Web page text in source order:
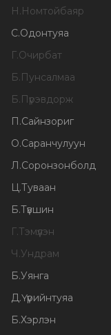
Н.Номтойбаяр
С.Одонтуяа
Г.Очирбат
Б.Пунсалмаа
Б.Пүрэвдорж
П.Сайнзориг
О.Саранчулуун
Л.Соронзонболд
Ц.Туваан
Б.Түвшин
Г.Тэмүүлэн
Ч.Ундрам
Б.Уянга
Д.Үүрийнтуяа
Б.Хэрлэн